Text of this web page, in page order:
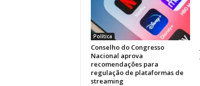
Política
Conselho do Congresso
Nacional aprova
recomendações para
regulação de plataformas de
streaming